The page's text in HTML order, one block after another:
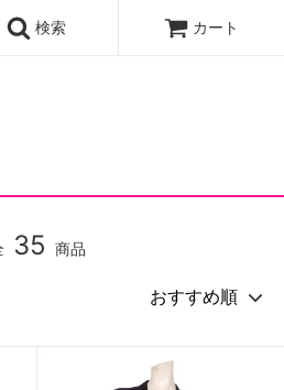
検索 カート
35 商品